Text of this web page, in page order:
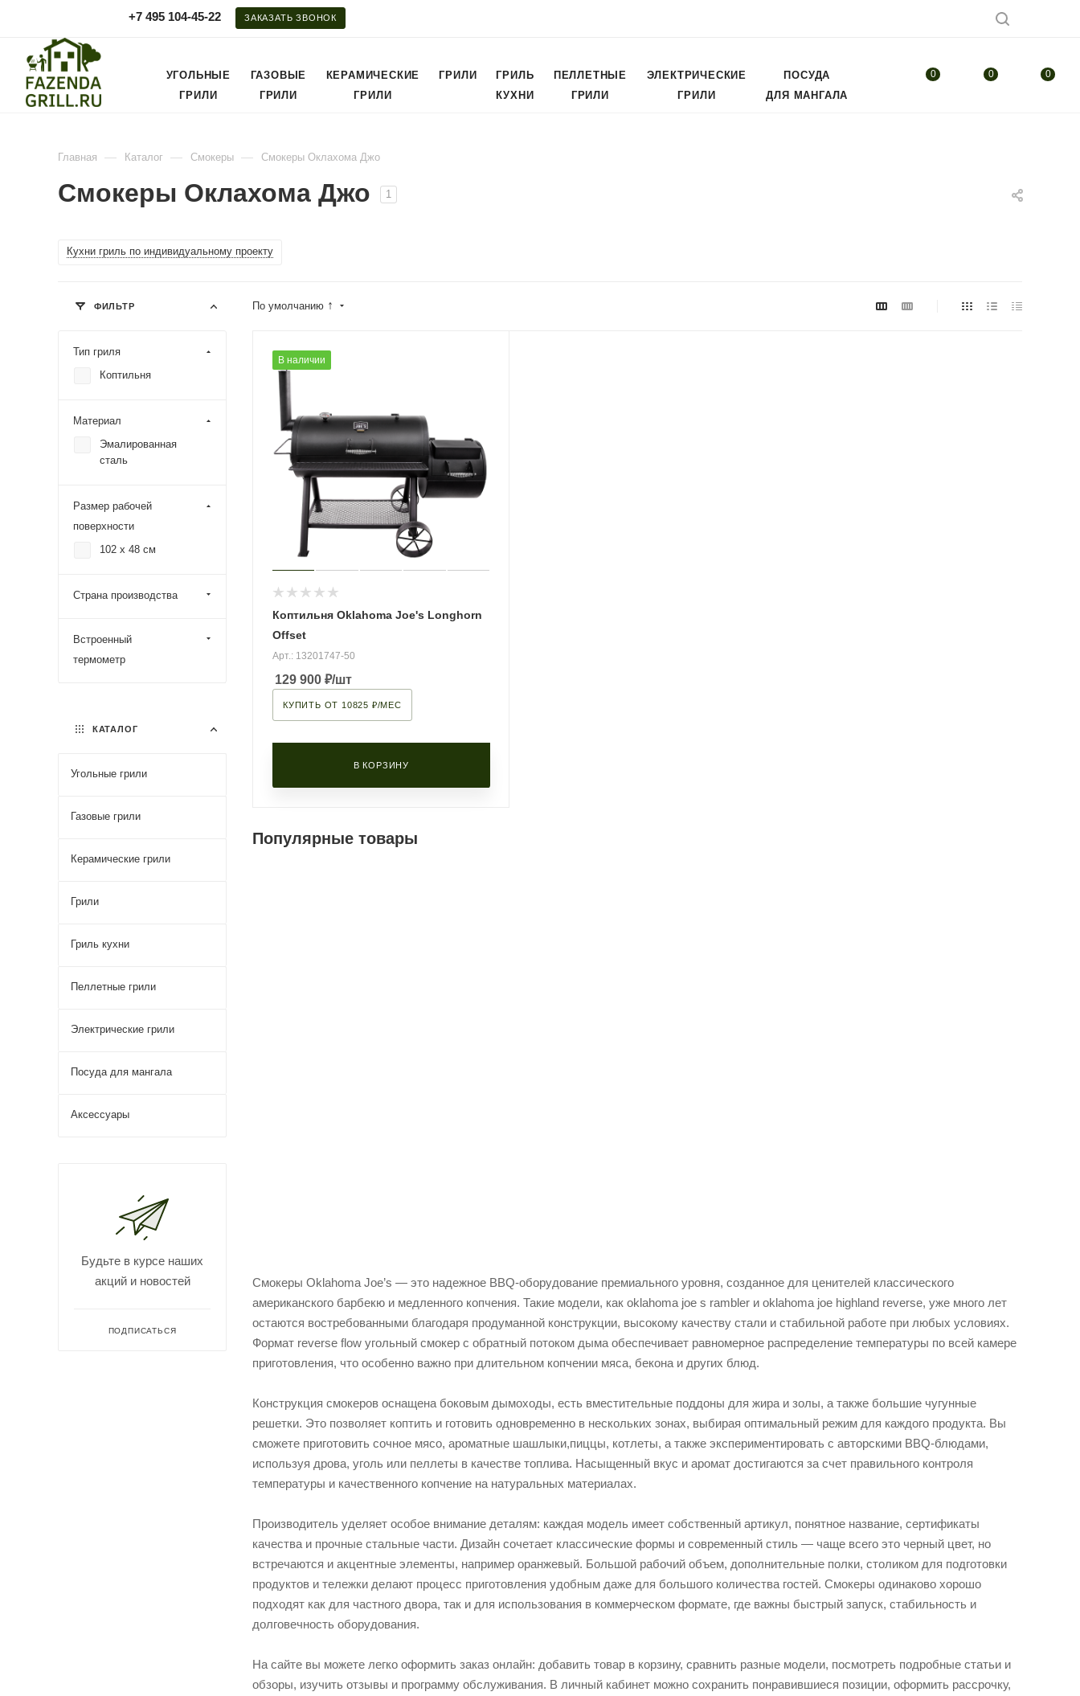
+7 495 104-45-22 ЗАКАЗАТЬ ЗВОНОК
0 0 0
УГОЛЬНЫЕ
ГРИЛИ
ГАЗОВЫЕ
ГРИЛИ
КЕРАМИЧЕСКИЕ
ГРИЛИ
ГРИЛИ
ГРИЛЬ
КУХНИ
ПЕЛЛЕТНЫЕ
ГРИЛИ
ЭЛЕКТРИЧЕСКИЕ
ГРИЛИ
ПОСУДА
ДЛЯ МАНГАЛА
Главная — Каталог — Смокеры — Смокеры Оклахома Джо
Смокеры Оклахома Джо 1
Кухни гриль по индивидуальному проекту
По умолчанию ↑
В наличии
Коптильня Oklahoma Joe's Longhorn
Offset
Арт.: 13201747-50
129 900 ₽/шт
КУПИТЬ ОТ 10825 ₽/МЕС
В КОРЗИНУ
Популярные товары
Смокеры Oklahoma Joe’s — это надежное BBQ-оборудование премиального уровня, созданное для ценителей классического
американского барбекю и медленного копчения. Такие модели, как oklahoma joe s rambler и oklahoma joe highland reverse, уже много лет
остаются востребованными благодаря продуманной конструкции, высокому качеству стали и стабильной работе при любых условиях.
Формат reverse flow угольный смокер с обратный потоком дыма обеспечивает равномерное распределение температуры по всей камере
приготовления, что особенно важно при длительном копчении мяса, бекона и других блюд.
Конструкция смокеров оснащена боковым дымоходы, есть вместительные поддоны для жира и золы, а также большие чугунные
решетки. Это позволяет коптить и готовить одновременно в нескольких зонах, выбирая оптимальный режим для каждого продукта. Вы
сможете приготовить сочное мясо, ароматные шашлыки,пиццы, котлеты, а также экспериментировать с авторскими BBQ-блюдами,
используя дрова, уголь или пеллеты в качестве топлива. Насыщенный вкус и аромат достигаются за счет правильного контроля
температуры и качественного копчение на натуральных материалах.
Производитель уделяет особое внимание деталям: каждая модель имеет собственный артикул, понятное название, сертификаты
качества и прочные стальные части. Дизайн сочетает классические формы и современный стиль — чаще всего это черный цвет, но
встречаются и акцентные элементы, например оранжевый. Большой рабочий объем, дополнительные полки, столиком для подготовки
продуктов и тележки делают процесс приготовления удобным даже для большого количества гостей. Смокеры одинаково хорошо
подходят как для частного двора, так и для использования в коммерческом формате, где важны быстрый запуск, стабильность и
долговечность оборудования.
На сайте вы можете легко оформить заказ онлайн: добавить товар в корзину, сравнить разные модели, посмотреть подробные статьи и
обзоры, изучить отзывы и программу обслуживания. В личный кабинет можно сохранить понравившиеся позиции, оформить рассрочку,
ФИЛЬТР
Тип гриля
Коптильня
Материал
Эмалированная
сталь
Размер рабочей
поверхности
102 х 48 см
Страна производства
Встроенный
термометр
КАТАЛОГ
Угольные грили
Газовые грили
Керамические грили
Грили
Гриль кухни
Пеллетные грили
Электрические грили
Посуда для мангала
Аксессуары
Будьте в курсе наших
акций и новостей
ПОДПИСАТЬСЯ